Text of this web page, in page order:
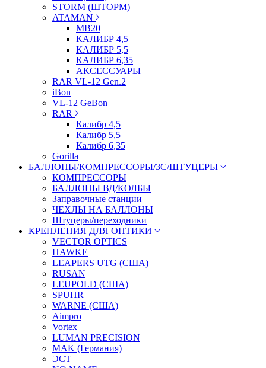
STORM (ШТОРМ)
ATAMAN
МВ20
КАЛИБР 4,5
КАЛИБР 5,5
КАЛИБР 6,35
АКСЕССУАРЫ
RAR VL-12 Gen.2
iBon
VL-12 GeBon
RAR
Калибр 4,5
Калибр 5,5
Калибр 6,35
Gorilla
БАЛЛОНЫ/КОМПРЕССОРЫ/ЗС/ШТУЦЕРЫ
КОМПРЕССОРЫ
БАЛЛОНЫ ВД/КОЛБЫ
Заправочные станции
ЧЕХЛЫ НА БАЛЛОНЫ
Штуцеры/переходники
КРЕПЛЕНИЯ ДЛЯ ОПТИКИ
VECTOR OPTICS
HAWKE
LEAPERS UTG (США)
RUSAN
LEUPOLD (США)
SPUHR
WARNE (США)
Aimpro
Vortex
LUMAN PRECISION
MAK (Германия)
ЭСТ